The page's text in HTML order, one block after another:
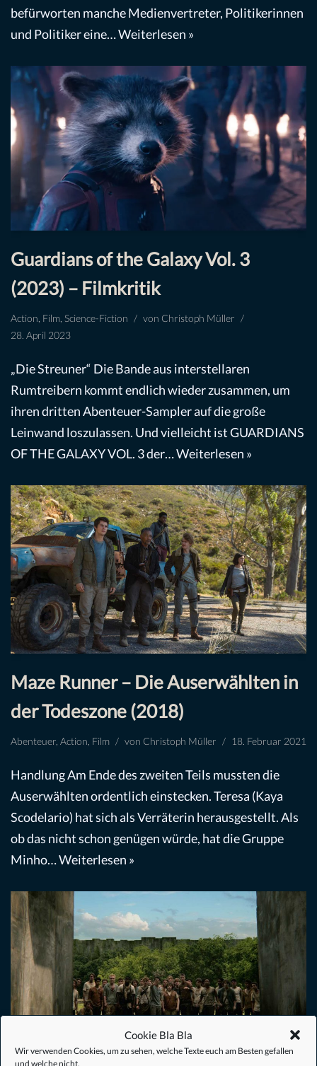
Cookie Bla Bla
Wir verwenden Cookies, um zu sehen, welche Texte euch am Besten gefallen
und welche nicht.
befürworten manche Medienvertreter, Politikerinnen
und Politiker eine…Weiterlesen »
Guardians of the Galaxy Vol. 3
(2023) – Filmkritik
Action Film Science-Fiction von Christoph Müller
28. April 2023
„Die Streuner“ Die Bande aus interstellaren
Rumtreibern kommt endlich wieder zusammen, um
ihren dritten Abenteuer-Sampler auf die große
Leinwand loszulassen. Und vielleicht ist GUARDIANS
OF THE GALAXY VOL. 3 der…Weiterlesen »
Maze Runner – Die Auserwählten in
der Todeszone (2018)
Abenteuer, Action, Film von Christoph Müller 18. Februar 2021
Handlung Am Ende des zweiten Teils mussten die
Auserwählten ordentlich einstecken. Teresa (Kaya
Scodelario) hat sich als Verräterin herausgestellt. Als
ob das nicht schon genügen würde, hat die Gruppe
Minho…Weiterlesen »